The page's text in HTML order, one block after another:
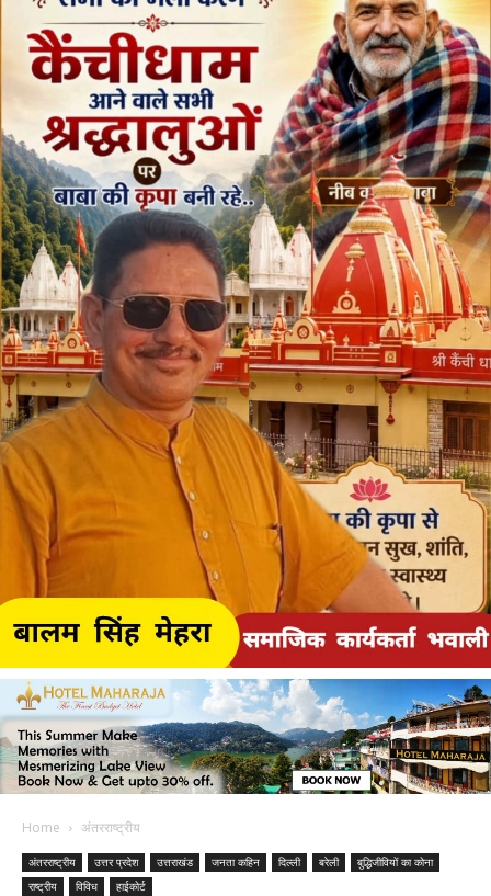
Home अंतरराष्ट्रीय
अंतरराष्ट्रीय उत्तर प्रदेश उत्तराखंड जनता कहिन दिल्ली बरेली
बुद्धिजीवियों का कोना
राष्ट्रीय
विविध हाईकोर्ट